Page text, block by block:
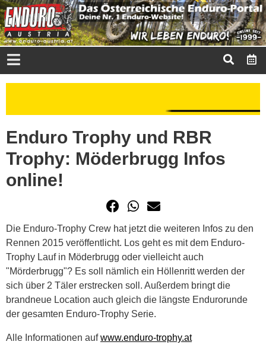
Enduro Trophy und RBR
Trophy: Möderbrugg Infos
online!
Die Enduro-Trophy Crew hat jetzt die weiteren Infos zu den
Rennen 2015 veröffentlicht. Los geht es mit dem Enduro-
Trophy Lauf in Möderbrugg oder vielleicht auch
"Mörderbrugg"? Es soll nämlich ein Höllenritt werden der
sich über 2 Täler erstrecken soll. Außerdem bringt die
brandneue Location auch gleich die längste Endurorunde
der gesamten Enduro-Trophy Serie.
Alle Informationen aufwww.enduro-trophy.at